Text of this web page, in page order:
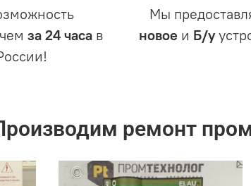
за 24 часа в
Мы
новое и Б/у
ремонт